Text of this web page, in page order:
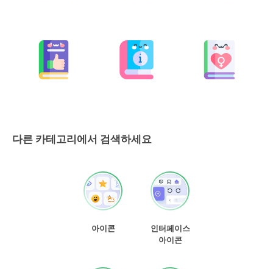
다른 카테고리에서 검색하세요
아이콘
인터페이스
아이콘